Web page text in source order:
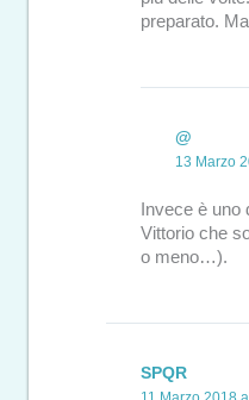
preparato.
@
13 Marzo
Invece è
Vittorio che
o meno…).
SPQR